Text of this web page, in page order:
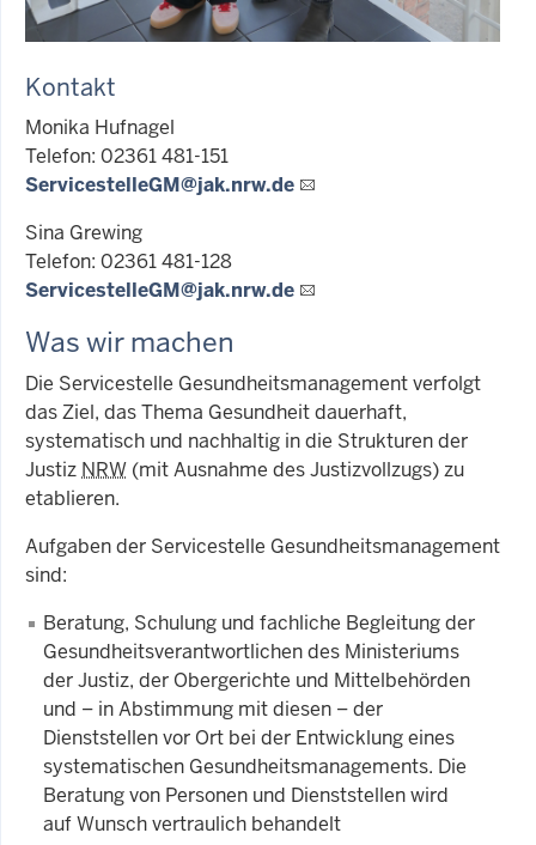
Kontakt
Monika Hufnagel
Telefon: 02361 481-151
ServicestelleGM@jak.nrw.de
Sina Grewing
Telefon: 02361 481-128
ServicestelleGM@jak.nrw.de
Was wir machen
Die Servicestelle Gesundheitsmanagement verfolgt
das Ziel, das Thema Gesundheit dauerhaft,
systematisch und nachhaltig in die Strukturen der
JustizNRW (mit Ausnahme des Justizvollzugs) zu
etablieren.
Aufgaben der Servicestelle Gesundheitsmanagement
sind:
Beratung, Schulung und fachliche Begleitung der
Gesundheitsverantwortlichen des Ministeriums
der Justiz, der Obergerichte und Mittelbehörden
und – in Abstimmung mit diesen – der
Dienststellen vor Ort bei der Entwicklung eines
systematischen Gesundheitsmanagements. Die
Beratung von Personen und Dienststellen wird
auf Wunsch vertraulich behandelt